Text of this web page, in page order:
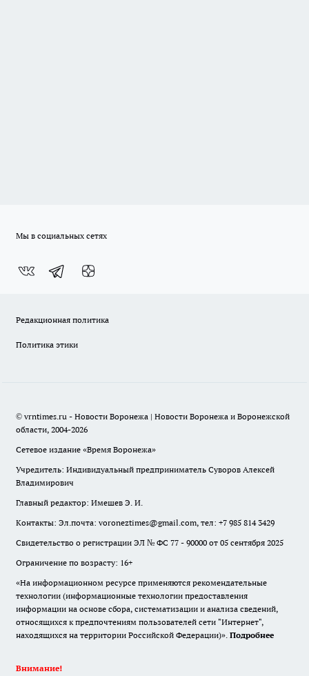
Мы в социальных сетях
Редакционная политика
Политика этики
© vrntimes.ru - Новости Воронежа | Новости Воронежа и Воронежской
области, 2004-2026
Сетевое издание «Время Воронежа»
Учредитель: Индивидуальный предприниматель Суворов Алексей
Владимирович
Главный редактор: Имешев Э. И.
Контакты: Эл.почта: voroneztimes@gmail.com, тел: +7 985 814 3429
Свидетельство о регистрации ЭЛ № ФС 77 - 90000 от 05 сентября 2025
Ограничение по возрасту: 16+
«На информационном ресурсе применяются рекомендательные
технологии (информационные технологии предоставления
информации на основе сбора, систематизации и анализа сведений,
относящихся к предпочтениям пользователей сети "Интернет",
находящихся на территории Российской Федерации)». Подробнее
Внимание!